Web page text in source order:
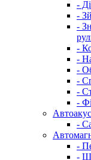
-
-
-
-
-
-
-
-
-
-
-
-